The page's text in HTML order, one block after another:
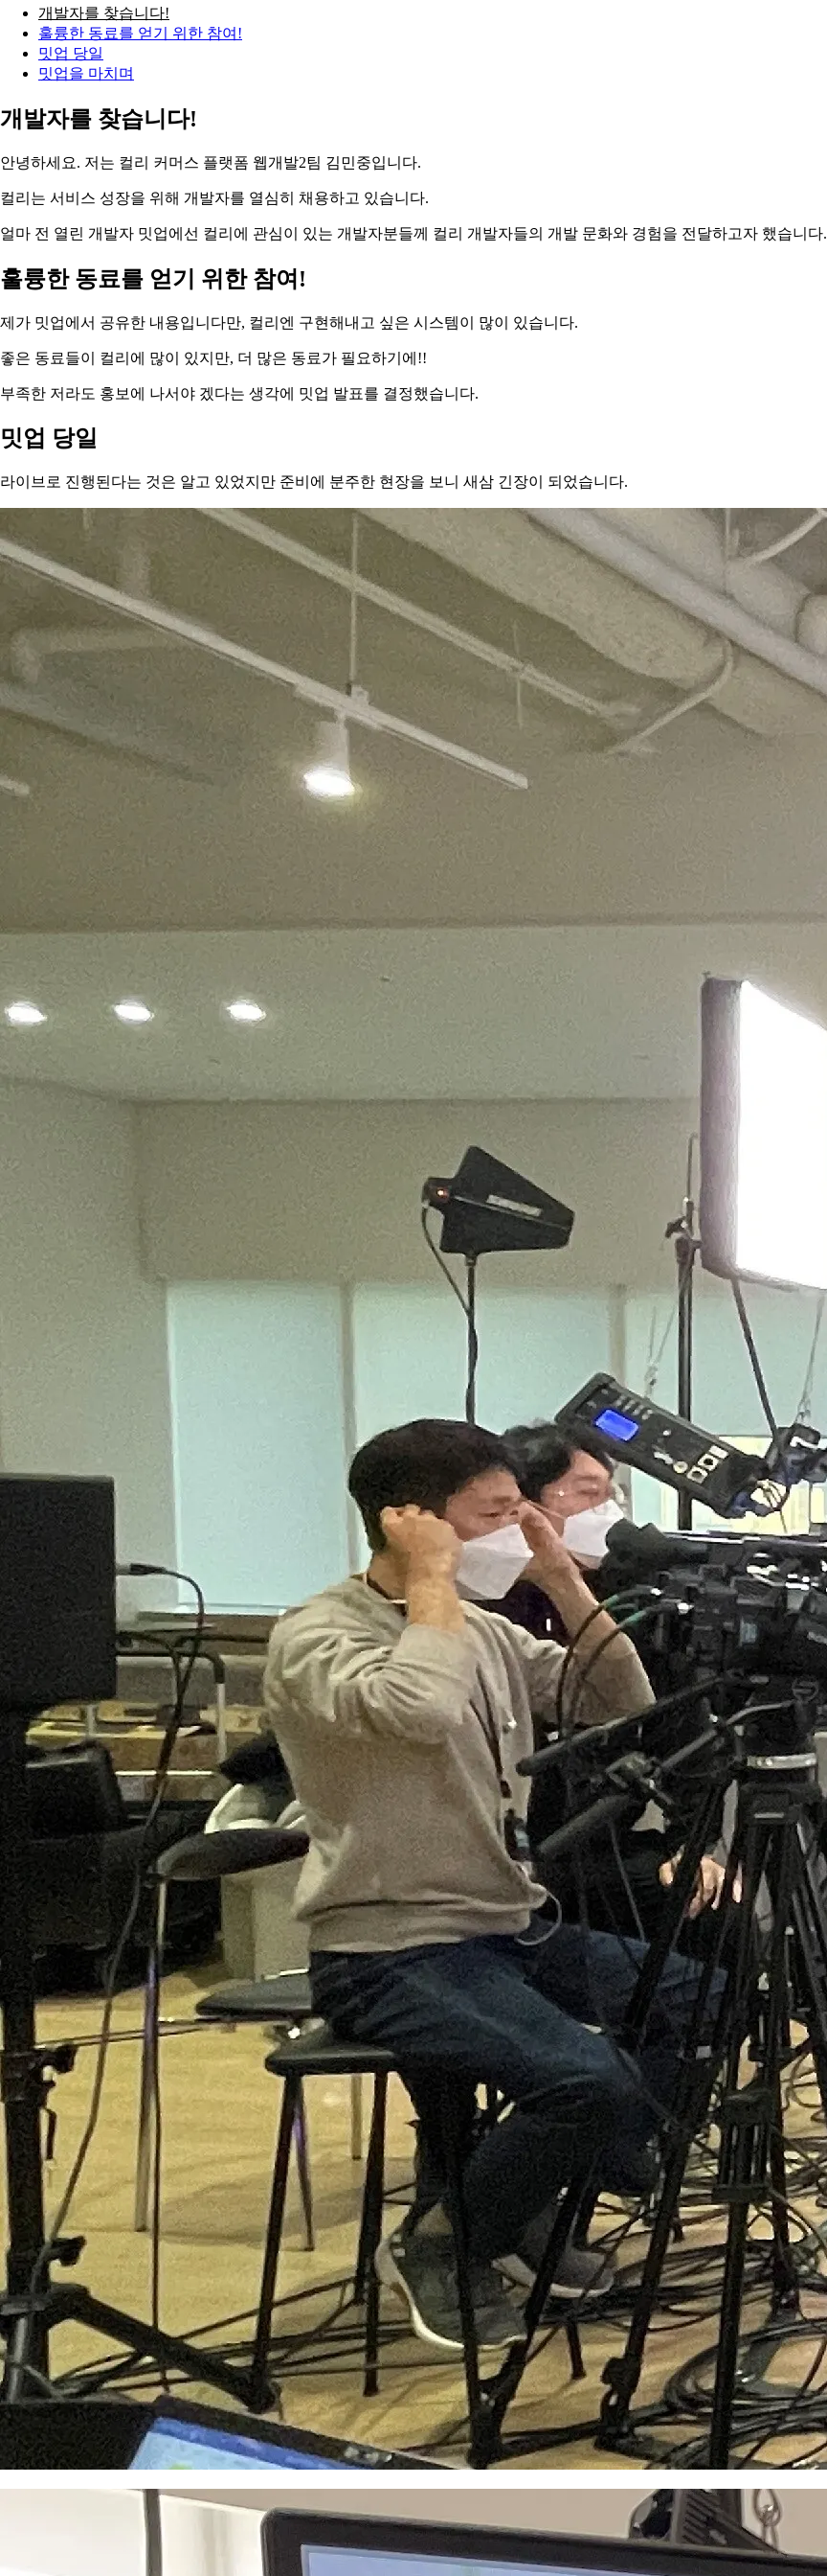
개발자를 찾습니다!
훌륭한 동료를 얻기 위한 참여!
밋업 당일
밋업을 마치며
개발자를 찾습니다!
안녕하세요. 저는 컬리 커머스 플랫폼 웹개발2팀 김민중입니다.
컬리는 서비스 성장을 위해 개발자를 열심히 채용하고 있습니다.
얼마 전 열린 개발자 밋업에선 컬리에 관심이 있는 개발자분들께 컬리 개발자들의 개발 문화와 경험을 전달하고자 했습니다.
훌륭한 동료를 얻기 위한 참여!
제가 밋업에서 공유한 내용입니다만, 컬리엔 구현해내고 싶은 시스템이 많이 있습니다.
좋은 동료들이 컬리에 많이 있지만, 더 많은 동료가 필요하기에!!
부족한 저라도 홍보에 나서야 겠다는 생각에 밋업 발표를 결정했습니다.
밋업 당일
라이브로 진행된다는 것은 알고 있었지만 준비에 분주한 현장을 보니 새삼 긴장이 되었습니다.